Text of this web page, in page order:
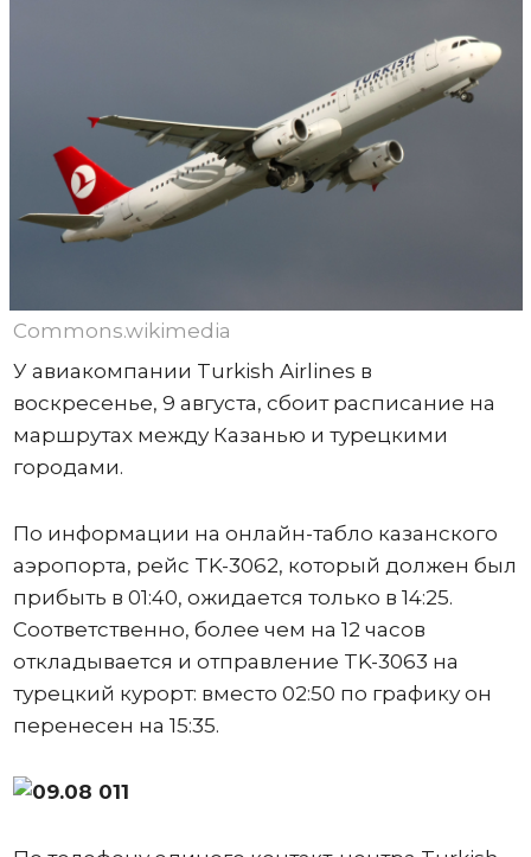
Commons.wikimedia
У авиакомпании Turkish Airlines в
воскресенье, 9 августа, сбоит расписание на
маршрутах между Казанью и турецкими
городами.
По информации на онлайн-табло казанского
аэропорта, рейс TK-3062, который должен был
прибыть в 01:40, ожидается только в 14:25.
Соответственно, более чем на 12 часов
откладывается и отправление TK-3063 на
турецкий курорт: вместо 02:50 по графику он
перенесен на 15:35.